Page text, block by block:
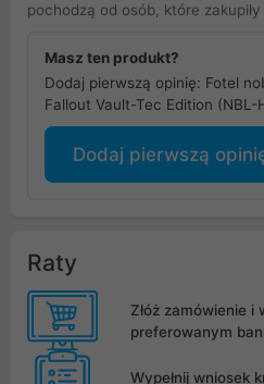
pochodzą od osób, które
Masz ten produkt?
Dodaj pierwszą opinię: Fotel
Fallout Vault-Tec Edition (NBL-
Dodaj pierwszą
Raty
Złóż zamówienie i
preferowanym
Wypełnij wniosek